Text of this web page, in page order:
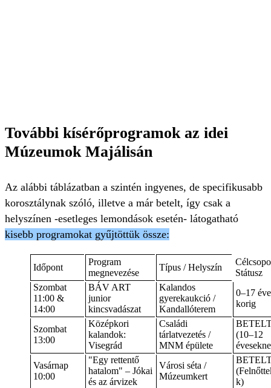
További kísérőprogramok az idei
Múzeumok Majálisán
Az alábbi táblázatban a szintén ingyenes, de specifikusabb
korosztálynak szóló, illetve a már betelt, így csak a
helyszínen -esetleges lemondások esetén- látogatható
kisebb programokat gyűjtöttük össze:
Időpont
Program
megnevezése
Típus / Helyszín
Státusz
Szombat
11:00 &
14:00
BÁV ART
junior
kincsvadászat
Kalandos
gyerekaukció /
Kandallóterem
0–17
korig
Szombat
13:00
Középkori
kalandok:
Visegrád
Családi
tárlatvezetés /
MNM épülete
(10–12
Vasárnap
10:00
"Egy rettentő
hatalom" – Jókai
és az árvizek
Városi séta /
Múzeumkert
k)